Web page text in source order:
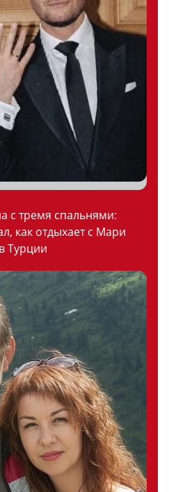
с тремя спальнями:
как отдыхает с Мари
Турции